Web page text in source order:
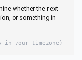
whether the next
or something in
in your timezone)